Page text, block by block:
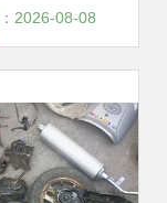
破
2026-08-08